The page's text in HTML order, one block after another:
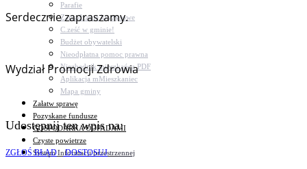
Parafie
Zarządzanie kryzysowe
C.ześć w gminie!
Budżet obywatelski
Nieodpłatna pomoc prawna
Niezbędnik mieszkańca PDF
Aplikacja mMieszkaniec
Mapa gminy
Załatw sprawę
Pozyskane fundusze
GOSPODARKA ODPADAMI
Czyste powietrze
System Informacji przestrzennej
Serdecznie zapraszamy.
Wydział Promocji Zdrowia
Udostępnij ten wpis na:
ZGŁOŚ BŁĄD DOSTOSUJ